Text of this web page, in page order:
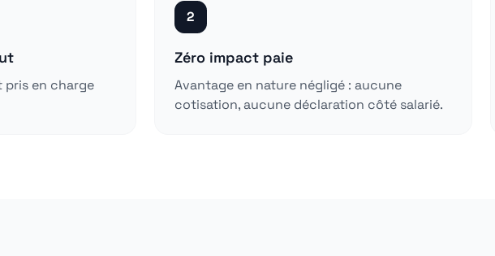
pris en charge
2
Zéro impact paie
Avantage en nature négligé : aucune
cotisation, aucune déclaration côté salarié.